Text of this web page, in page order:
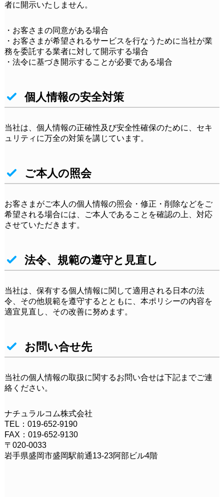
者に開示いたしません。
・お客さまの同意がある場合
・お客さまが希望されるサービスを行なうために当社が業
務を委託する業者に対して開示する場合
・法令に基づき開示することが必要である場合
個人情報の安全対策
当社は、個人情報の正確性及び安全性確保のために、セキ
ュリティに万全の対策を講じています。
ご本人の照会
お客さまがご本人の個人情報の照会・修正・削除などをご
希望される場合には、ご本人であることを確認の上、対応
させていただきます。
法令、規範の遵守と見直し
当社は、保有する個人情報に関して適用される日本の法
令、その他規範を遵守するとともに、本ポリシーの内容を
適宜見直し、その改善に努めます。
お問い合せ先
当社の個人情報の取扱に関するお問い合せは下記までご連
絡ください。
ナチュラルコム株式会社
TEL：019-652-9190
FAX：019-652-9130
〒020-0033
岩手県盛岡市盛岡駅前通13-23阿部ビル4階